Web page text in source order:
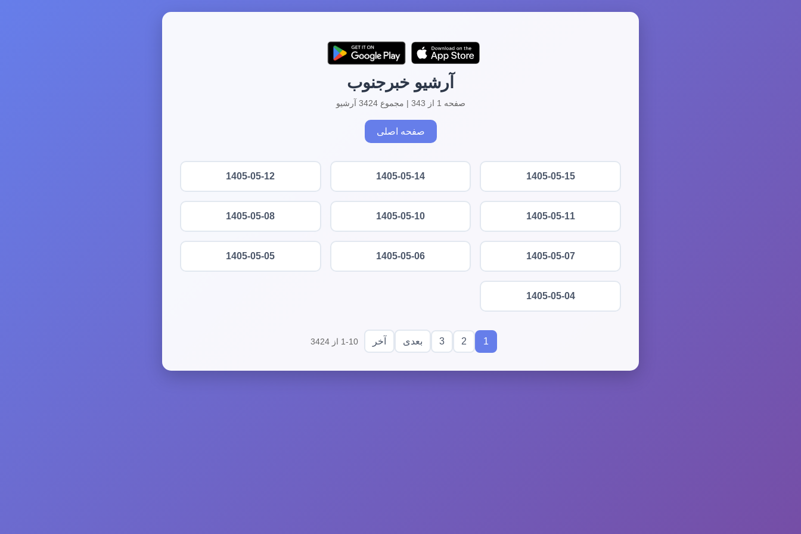
آرشیو خبرجنوب
صفحه 1 از 343 | مجموع 3424 آرشیو
صفحه اصلی
1405-05-15
1405-05-14
1405-05-12
1405-05-11
1405-05-10
1405-05-08
1405-05-07
1405-05-06
1405-05-05
1405-05-04
1
2
3 بعدی آخر 1-10 از 3424